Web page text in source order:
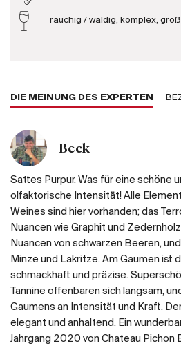
rauchig / waldig, komplex,
DIE MEINUNG DES EXPERTEN
Beck
Sattes Purpur. Was für eine schöne
olfaktorische Intensität! Alle
Weines sind hier vorhanden; das
Nuancen wie Graphit und
Nuancen von schwarzen Beeren,
Minze und Lakritze. Am Gaumen ist
schmackhaft und präzise.
Tannine offenbaren sich langsam,
Gaumens an Intensität und Kraft.
elegant und anhaltend. Ein
Jahrgang 2020 von Chateau Pichon